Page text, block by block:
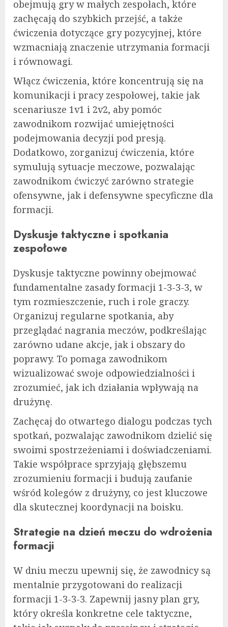
obejmują gry w małych zespołach, które
zachęcają do szybkich przejść, a także
ćwiczenia dotyczące gry pozycyjnej, które
wzmacniają znaczenie utrzymania formacji
i równowagi.
Włącz ćwiczenia, które koncentrują się na
komunikacji i pracy zespołowej, takie jak
scenariusze 1v1 i 2v2, aby pomóc
zawodnikom rozwijać umiejętności
podejmowania decyzji pod presją.
Dodatkowo, zorganizuj ćwiczenia, które
symulują sytuacje meczowe, pozwalając
zawodnikom ćwiczyć zarówno strategie
ofensywne, jak i defensywne specyficzne dla
formacji.
Dyskusje taktyczne i spotkania
zespołowe
Dyskusje taktyczne powinny obejmować
fundamentalne zasady formacji 1-3-3-3, w
tym rozmieszczenie, ruch i role graczy.
Organizuj regularne spotkania, aby
przeglądać nagrania meczów, podkreślając
zarówno udane akcje, jak i obszary do
poprawy. To pomaga zawodnikom
wizualizować swoje odpowiedzialności i
zrozumieć, jak ich działania wpływają na
drużynę.
Zachęcaj do otwartego dialogu podczas tych
spotkań, pozwalając zawodnikom dzielić się
swoimi spostrzeżeniami i doświadczeniami.
Takie współprace sprzyjają głębszemu
zrozumieniu formacji i budują zaufanie
wśród kolegów z drużyny, co jest kluczowe
dla skutecznej koordynacji na boisku.
Strategie na dzień meczu do wdrożenia
formacji
W dniu meczu upewnij się, że zawodnicy są
mentalnie przygotowani do realizacji
formacji 1-3-3-3. Zapewnij jasny plan gry,
który określa konkretne cele taktyczne,